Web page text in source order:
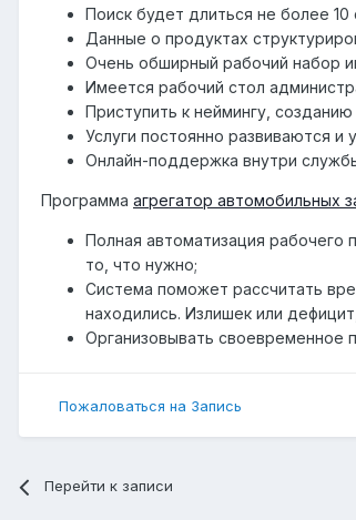
Поиск будет длиться не более 10
Данные о продуктах
Очень обширный рабочий набор
Имеется рабочий стол
Приступить к неймингу,
Услуги постоянно развиваются и
Онлайн-поддержка внутри
Программа агрегатор автомобильных
Полная автоматизация рабочего
то, что нужно;
Система поможет рассчитать
находились. Излишек или
Организовывать своевременное
Пожаловаться на Запись
Перейти к записи